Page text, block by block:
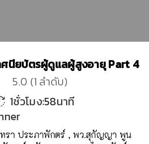
นียบัตรผู้ดูแลผู้สูงอายุ Part 4
5.0 (1 ลำดับ)
1ชั่วโมง:58นาที
รา ประภาพักตร์ , พว.สุกัญญา พูน